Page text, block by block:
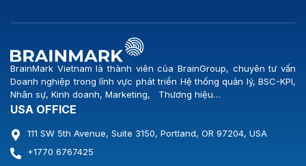
BrainMark Vietnam là thành viên của BrainGroup, chuyên tư vấn
Doanh nghiệp trong lĩnh vực phát triển Hệ thống quản lý, BSC-KPI,
Nhân sự, Kinh doanh, Marketing, Thương hiệu…
USA OFFICE
111 SW 5th Avenue, Suite 3150, Portland, OR 97204, USA
+1770 6767425